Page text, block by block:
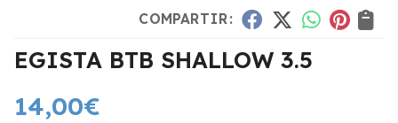
COMPARTIR:
EGISTA BTB SHALLOW 3.5
14,00€